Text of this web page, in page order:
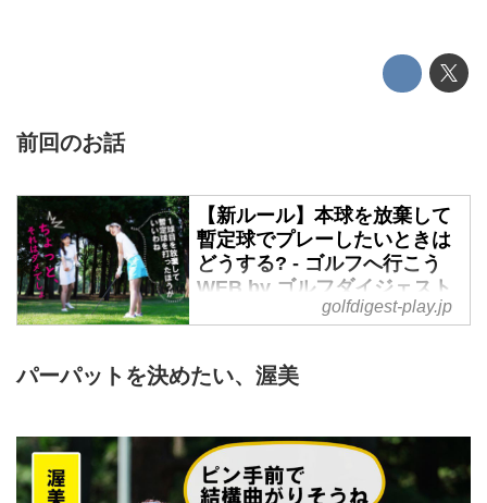
前回のお話
【新ルール】本球を放棄して
暫定球でプレーしたいときは
どうする? - ゴルフへ行こう
WEB by ゴルフダイジェスト
暫定球も右に曲げた萩原。行って
かし近づいてみると、木の根元で
が狙えない。そこで萩原は1球目
を放棄して4打目として暫定球を
プレーしようとしたが……。
golfdigest-play.jp
パーパットを決めたい、渥美